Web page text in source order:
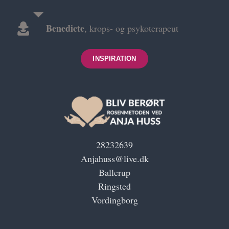
Benedicte, krops- og psykoterapeut
Både behandling og kursus i Rosenmetoden
anbefales varmt “
INSPIRATION
28232639
Anjahuss@live.dk
Ballerup
Ringsted
Vordingborg